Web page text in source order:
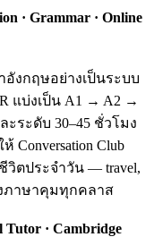
· Grammar · Online
งกฤษอย่างเป็นระบบ
แบ่งเป็น A1 → A2 →
ระดับ 30–45 ชั่วโมง
Conversation Club
วิตประจำวัน — travel,
งภาษาคุมทุกคลาส
Tutor · Cambridge